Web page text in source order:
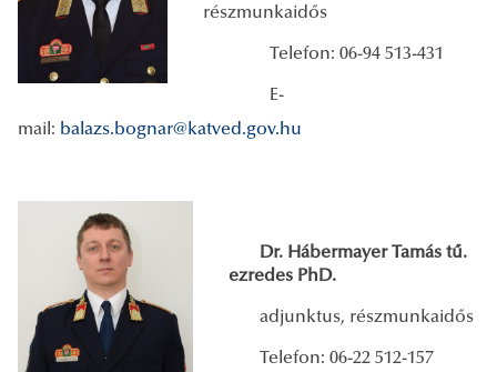
részmunkaidős
Telefon: 06-94 513-431
E-
mail: balazs.bognar@katved.gov.hu
Dr. Hábermayer Tamás tű.
ezredes PhD.
adjunktus, részmunkaidős
Telefon: 06-22 512-157